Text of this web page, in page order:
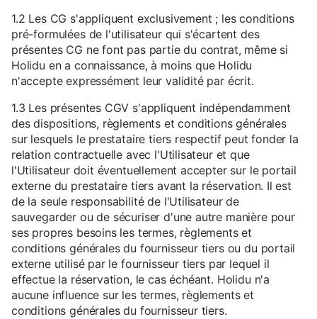
1.2 Les CG s'appliquent exclusivement ; les conditions
pré-formulées de l'utilisateur qui s'écartent des
présentes CG ne font pas partie du contrat, même si
Holidu en a connaissance, à moins que Holidu
n'accepte expressément leur validité par écrit.
1.3 Les présentes CGV s'appliquent indépendamment
des dispositions, règlements et conditions générales
sur lesquels le prestataire tiers respectif peut fonder la
relation contractuelle avec l'Utilisateur et que
l'Utilisateur doit éventuellement accepter sur le portail
externe du prestataire tiers avant la réservation. Il est
de la seule responsabilité de l'Utilisateur de
sauvegarder ou de sécuriser d'une autre manière pour
ses propres besoins les termes, règlements et
conditions générales du fournisseur tiers ou du portail
externe utilisé par le fournisseur tiers par lequel il
effectue la réservation, le cas échéant. Holidu n'a
aucune influence sur les termes, règlements et
conditions générales du fournisseur tiers.